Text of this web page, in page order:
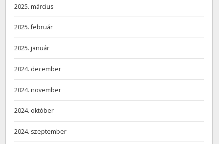
2025. március
2025. február
2025. január
2024. december
2024. november
2024. október
2024. szeptember